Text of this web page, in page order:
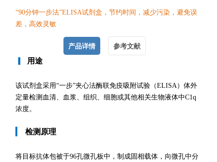
“90分钟一步法”ELISA试剂盒，节约时间，减少污染，避免误
差，高效灵敏
产品详情
参考文献
用途
该试剂盒采用“一步”夹心法酶联免疫吸附试验（ELISA）体外
定量检测血清、血浆、组织、细胞或其他相关生物液体中C1q
浓度。
检测原理
将目标抗体包被于96孔微孔板中，制成固相载体，向微孔中分